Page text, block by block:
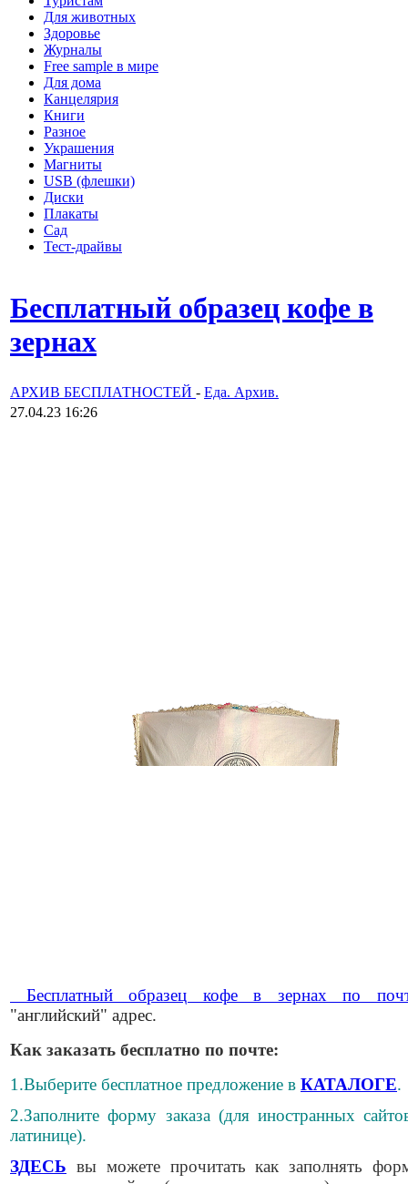
Для животных
Здоровье
Журналы
Free sample в мире
Для дома
Канцелярия
Книги
Разное
Украшения
Магниты
USB (флешки)
Диски
Плакаты
Сад
Тест-драйвы
Бесплатный образец кофе в
зернах
АРХИВ БЕСПЛАТНОСТЕЙ - Еда. Архив.
27.04.23 16:26
Бесплатный образец кофе в зернах по
"английский" адрес.
Как заказать бесплатно по почте:
1.Выберите бесплатное предложение в КАТАЛОГЕ.
2.Заполните форму заказа (для иностранных
латинице).
ЗДЕСЬ вы можете прочитать как заполнять